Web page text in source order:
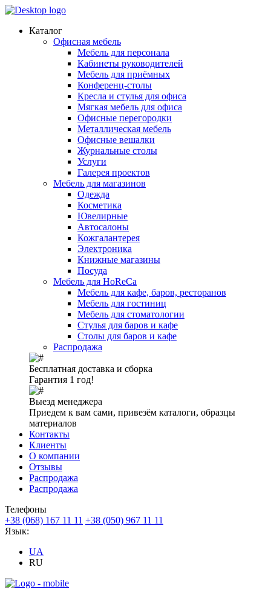
Каталог
Офисная мебель
Мебель для персонала
Кабинеты руководителей
Мебель для приёмных
Конференц-столы
Кресла и стулья для офиса
Мягкая мебель для офиса
Офисные перегородки
Металлическая мебель
Офисные вешалки
Журнальные столы
Услуги
Галерея проектов
Мебель для магазинов
Одежда
Косметика
Ювелирные
Автосалоны
Кожгалантерея
Электроника
Книжные магазины
Посуда
Мебель для HoReCa
Мебель для кафе, баров, ресторанов
Мебель для гостиниц
Мебель для стоматологии
Стулья для баров и кафе
Столы для баров и кафе
Распродажа
Бесплатная доставка и сборка
Гарантия 1 год!
Выезд менеджера
Приедем к вам сами, привезём каталоги, образцы
материалов
Контакты
Клиенты
О компании
Отзывы
Распродажа
Распродажа
Телефоны
+38 (068) 167 11 11 +38 (050) 967 11 11
Язык:
UA
RU